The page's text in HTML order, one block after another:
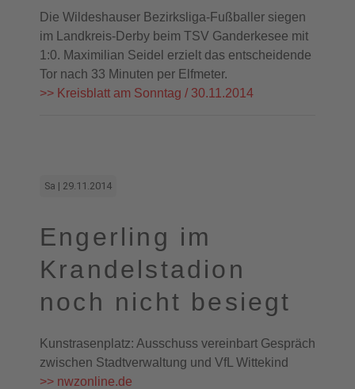
Die Wildeshauser Bezirksliga-Fußballer siegen
im Landkreis-Derby beim TSV Ganderkesee mit
1:0. Maximilian Seidel erzielt das entscheidende
Tor nach 33 Minuten per Elfmeter.
>> Kreisblatt am Sonntag / 30.11.2014
Sa | 29.11.2014
Engerling im
Krandelstadion
noch nicht besiegt
Kunstrasenplatz: Ausschuss vereinbart Gespräch
zwischen Stadtverwaltung und VfL Wittekind
>> nwzonline.de